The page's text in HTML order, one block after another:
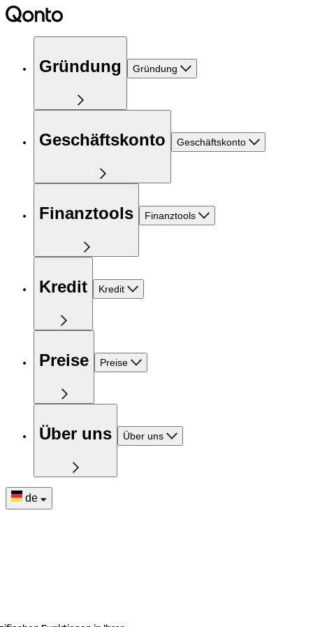
Gründung Gründung
Geschäftskonto Geschäftskonto
Finanztools Finanztools
Kredit Kredit
Preise Preise
Über uns Über uns
de